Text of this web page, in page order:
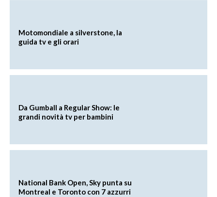
Motomondiale a silverstone, la
guida tv e gli orari
Da Gumball a Regular Show: le
grandi novità tv per bambini
National Bank Open, Sky punta su
Montreal e Toronto con 7 azzurri